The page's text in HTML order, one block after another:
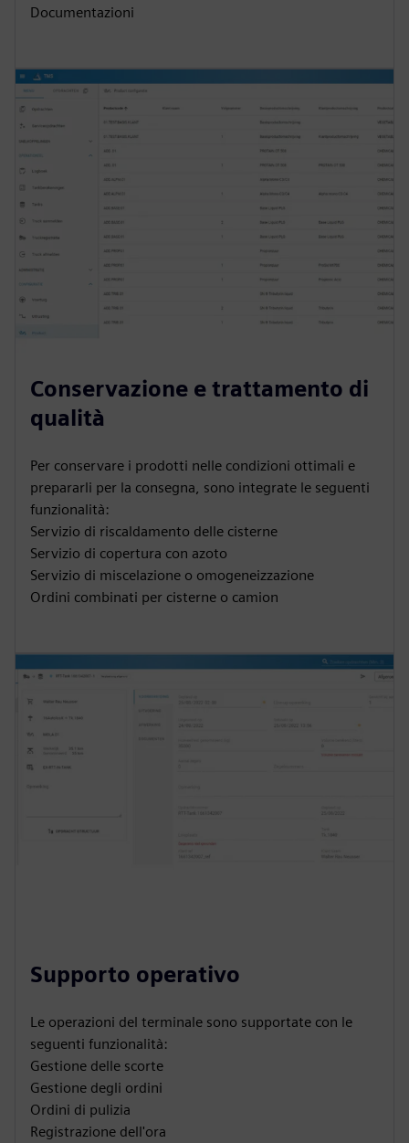
Documentazioni
Conservazione e trattamento di
qualità
Per conservare i prodotti nelle condizioni ottimali e
prepararli per la consegna, sono integrate le seguenti
funzionalità:
Servizio di riscaldamento delle cisterne
Servizio di copertura con azoto
Servizio di miscelazione o omogeneizzazione
Ordini combinati per cisterne o camion
Supporto operativo
Le operazioni del terminale sono supportate con le
seguenti funzionalità:
Gestione delle scorte
Gestione degli ordini
Ordini di pulizia
Registrazione dell'ora